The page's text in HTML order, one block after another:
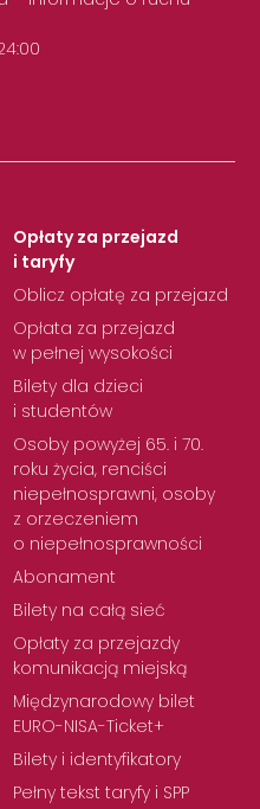
Opłaty za przejazd
i taryfy
Oblicz opłatę za przejazd
Opłata za przejazd
w pełnej wysokości
Bilety dla dzieci
i studentów
Osoby powyżej 65. i 70.
roku życia, renciści
niepełnosprawni, osoby
z orzeczeniem
o niepełnosprawności
Abonament
Bilety na całą sieć
Opłaty za przejazdy
komunikacją miejską
Międzynarodowy bilet
EURO-NISA-Ticket+
Bilety i identyfikatory
Pełny tekst taryfy i SPP